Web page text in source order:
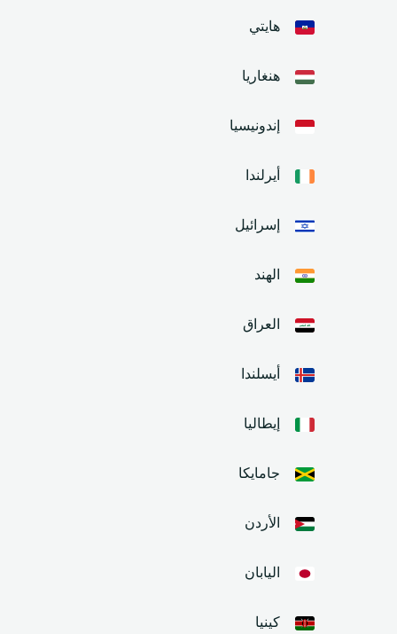
هايتي
هنغاريا
إندونيسيا
أيرلندا
إسرائيل
الهند
العراق
أيسلندا
إيطاليا
جامايكا
الأردن
اليابان
كينيا